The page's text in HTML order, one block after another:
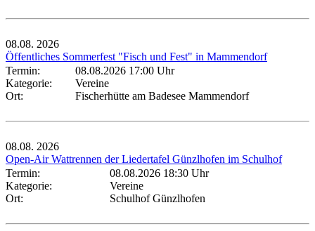
08.08. 2026
Öffentliches Sommerfest "Fisch und Fest" in Mammendorf
Termin:
08.08.2026 17:00 Uhr
Kategorie:
Vereine
Ort:
Fischerhütte am Badesee Mammendorf
08.08. 2026
Open-Air Wattrennen der Liedertafel Günzlhofen im Schulhof
Termin:
08.08.2026 18:30 Uhr
Kategorie:
Vereine
Ort:
Schulhof Günzlhofen